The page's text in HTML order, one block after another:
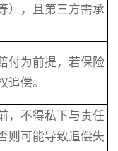
），且第三方需承
付为前提，若保险
追偿。
，不得私下与责任
则可能导致追偿失